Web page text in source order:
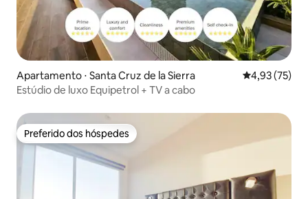
Apartamento ⋅ Santa Cruz de la Sierra 4,93 de uma
4,93 (75)
Estúdio de luxo Equipetrol + TV a cabo
Preferido dos hóspedes
Preferido dos hóspedes